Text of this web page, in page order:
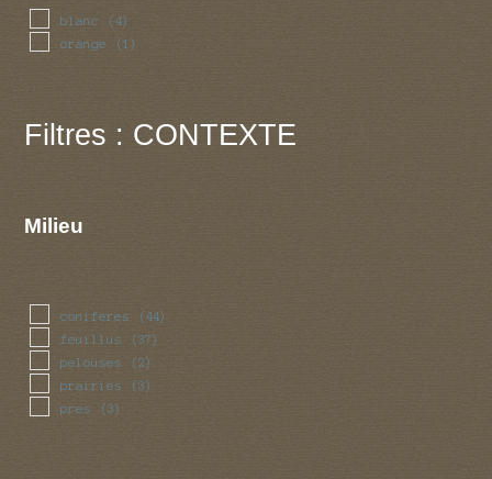
blanc (4)
orange (1)
Filtres : CONTEXTE
Milieu
coniferes (44)
feuillus (37)
pelouses (2)
prairies (3)
pres (3)